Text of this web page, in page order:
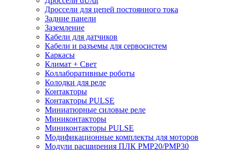
Дроссели для цепей постоянного тока
Задние панели
Заземление
Кабели для датчиков
Кабели и разъемы для сервосистем
Каркасы
Климат + Свет
Коллаборативные роботы
Колодки для реле
Контакторы
Контакторы PULSE
Миниатюрные силовые реле
Миниконтакторы
Миниконтакторы PULSE
Модификационные комплекты для моторов
Модули расширения ПЛК PMP20/PMP30